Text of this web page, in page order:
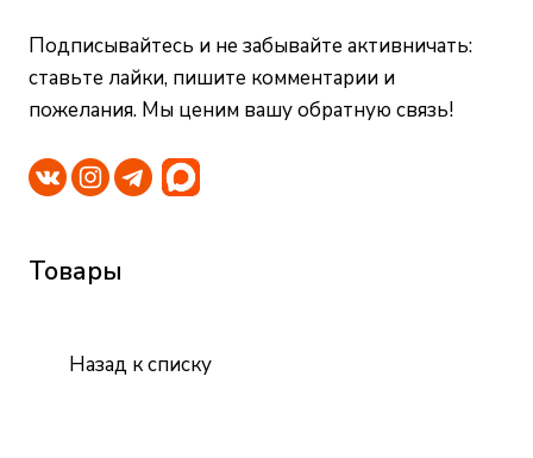
Подписывайтесь и не забывайте активничать:
ставьте лайки, пишите комментарии и
пожелания. Мы ценим вашу обратную связь!
Товары
Назад к списку